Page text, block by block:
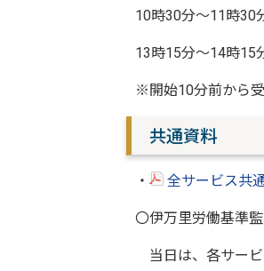
10時30分～11時
13時15分～14時15
※開始10分前から
共通資料
・ 全サービス共
〇伊万里労働基準
当日は、各サービ